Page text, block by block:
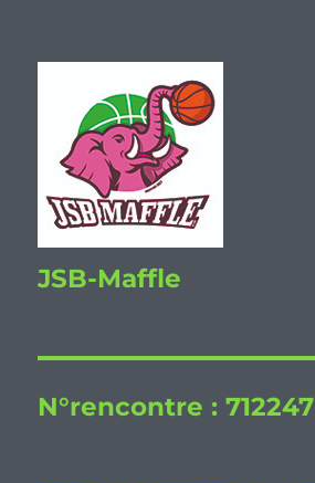
JSB-Maffle
N°rencontre :712247